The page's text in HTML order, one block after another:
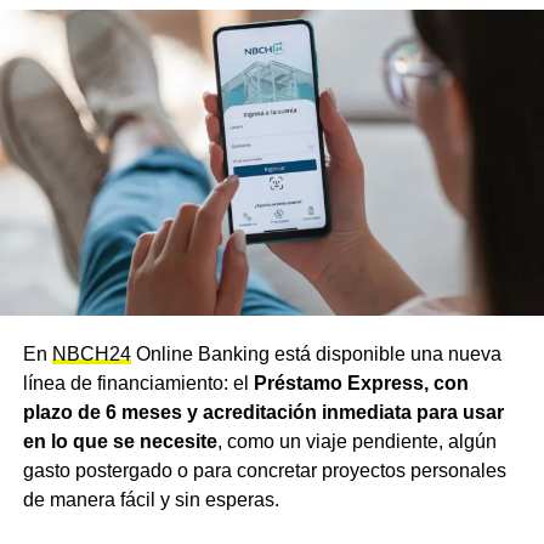
entre otros.Para la red de comercios, la operación
funciona exactamente igual que cualquier venta con
tarjeta de débito, sin necesidad de realizar ninguna
acción o trámite adicional. El servicio no tiene costos
adicionales, comisiones ni intereses, y puede utilizarse
en cualquier comercio que opere con la tarjeta de débito
Chaco 24.
Una herramienta pensada para
el día a día
Desde elNBCH remarcaron que la entidad busca
posicionarse como aliada de las familias chaqueñas para
acompañar el día a día, con la tranquilidad de poder
comprar y cubrir imprevistos incluso cuando no hay saldo
disponible.
El banco recordó además que nunca
solicita a sus clientes compartir su clave PIN, clave
En NBCH24Online Banking está disponible una nueva
línea de financiamiento: el
Préstamo Express, con
plazo de 6 meses y acreditación inmediata para usar
en lo que se necesite, como un viaje pendiente, algún
gasto postergado o para concretar proyectos personales
de manera fácil y sin esperas.